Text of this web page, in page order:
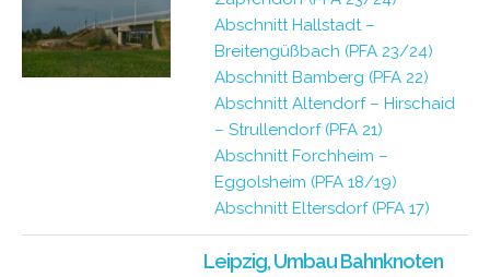
Abschnitt Hallstadt –
Breitengüßbach (PFA 23/24)
Abschnitt Bamberg (PFA 22)
Abschnitt Altendorf – Hirschaid
– Strullendorf (PFA 21)
Abschnitt Forchheim –
Eggolsheim (PFA 18/19)
Abschnitt Eltersdorf (PFA 17)
Leipzig, Umbau Bahnknoten